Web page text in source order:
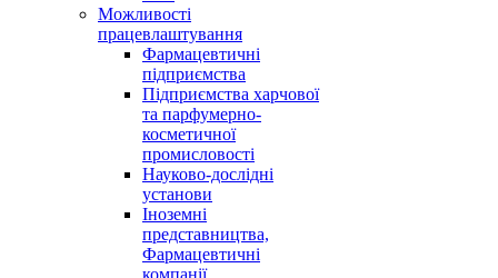
Можливості
працевлаштування
Фармацевтичні
підприємства
Підприємства харчової
та парфумерно-
косметичної
промисловості
Науково-дослідні
установи
Іноземні
представництва,
Фармацевтичні